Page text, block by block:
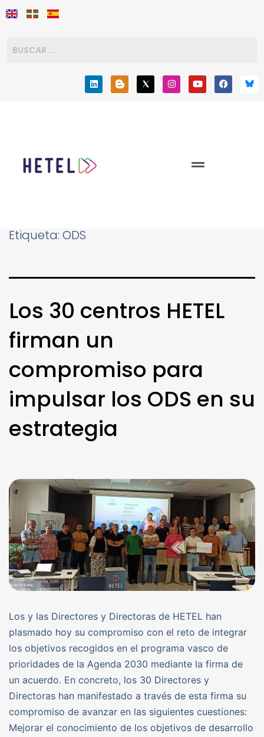
Etiqueta: ODS
Los 30 centros HETEL
firman un
compromiso para
impulsar los ODS en su
estrategia
Los y las Directores y Directoras de HETEL han
plasmado hoy su compromiso con el reto de integrar
los objetivos recogidos en el programa vasco de
prioridades de la Agenda 2030 mediante la firma de
un acuerdo. En concreto, los 30 Directores y
Directoras han manifestado a través de esta firma su
compromiso de avanzar en las siguientes cuestiones:
Mejorar el conocimiento de los objetivos de desarrollo